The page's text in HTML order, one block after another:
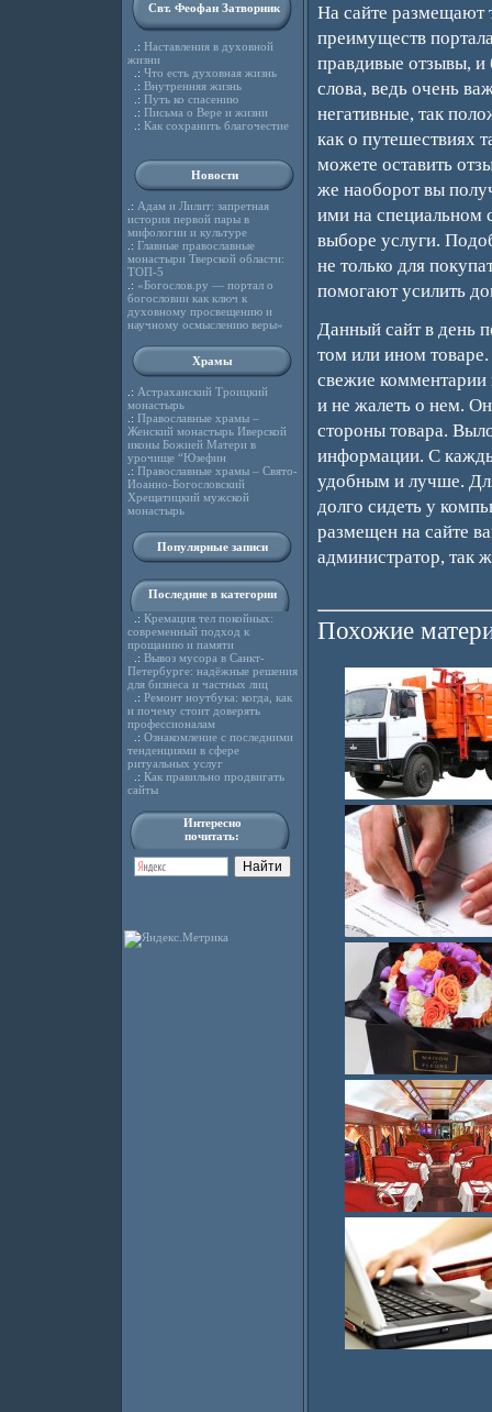
Свт. Феофан Затворник
.: Наставления в духовной
жизни
.: Что есть духовная жизнь
.: Внутренняя жизнь
.: Путь ко спасению
.: Письма о Вере и жизни
.: Как сохранить благочестие
Новости
.: Адам и Лилит: запретная
история первой пары в
мифологии и культуре
.: Главные православные
монастыри Тверской области:
ТОП-5
.: «Богослов.ру — портал о
богословии как ключ к
духовному просвещению и
научному осмыслению веры»
Храмы
.: Астраханский Троицкий
монастырь
.: Православные храмы –
Женский монастырь Иверской
иконы Божией Матери в
урочище “Юзефин
.: Православные храмы – Свято-
Иоанно-Богословский
Хрещатицкий мужской
монастырь
Популярные записи
Последние в категории
.: Кремация тел покойных:
современный подход к
прощанию и памяти
.: Вывоз мусора в Санкт-
Петербурге: надёжные решения
для бизнеса и частных лиц
.: Ремонт ноутбука: когда, как
и почему стоит доверять
профессионалам
.: Ознакомление с последними
тенденциями в сфере
ритуальных услуг
.: Как правильно продвигать
сайты
Интересно
почитать:
На сайте
преимуществ
правдивые отзывы, и
слова, ведь очень
негативные, так
как о путешествиях
можете оставить
же наоборот вы
ими на специальном
выборе услуги.
не только для
помогают усилить
Данный сайт в день
том или ином
свежие
и не жалеть о нем.
стороны товара.
информации. С
удобным и лучше.
долго сидеть у
размещен на сайте
администратор, так
Похожие